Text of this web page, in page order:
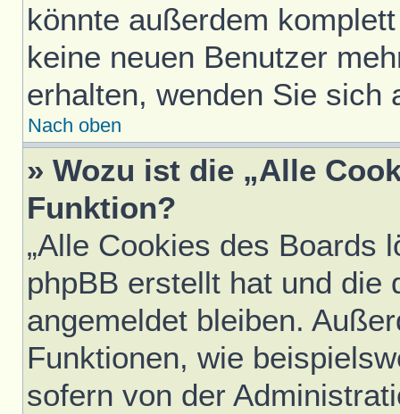
könnte außerdem
keine neuen Benutzer
erhalten, wenden Sie sich
Nach oben
» Wozu ist die „Alle
Funktion?
„Alle Cookies des Boards
phpBB erstellt hat und die
angemeldet bleiben.
Funktionen, wie
sofern von der